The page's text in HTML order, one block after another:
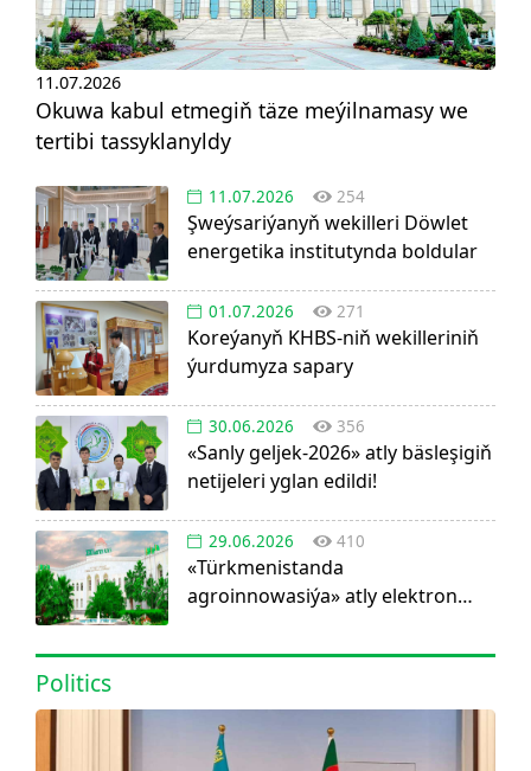
11.07.2026
Okuwa kabul etmegiň täze meýilnamasy we
tertibi tassyklanyldy
11.07.2026 254
Şweýsariýanyň wekilleri Döwlet
energetika institutynda boldular
01.07.2026 271
Koreýanyň KHBS-niň wekilleriniň
ýurdumyza sapary
30.06.2026 356
«Sanly geljek-2026» atly bäsleşigiň
netijeleri yglan edildi!
29.06.2026 410
«Türkmenistanda
agroinnowasiýa» atly elektron
Politics